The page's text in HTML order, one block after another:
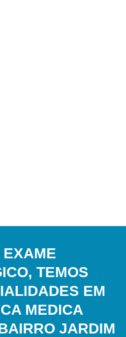
TEMOS
EM
MEDICA
JARDIM